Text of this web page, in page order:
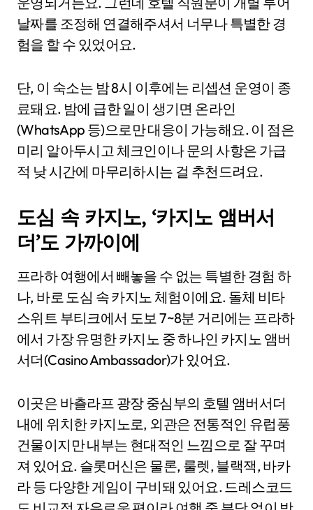
날짜를 조정해 연결해주셔서 너무나 특별한 경
험을 할 수 있었어요.
단, 이 숙소는 밤 8시 이후에는 리셉션 운영이 종
료돼요. 밤에 급한 일이 생기면 온라인
(WhatsApp 등)으로만 대응이 가능해요. 이 점은
미리 알아두시고 체크인이나 문의 사항은 가급
적 낮 시간에 마무리하시는 걸 추천드려요.
도심 속 카지노, ‘카지노 앰버서
더’도 가까이에
프라하 여행에서 빼놓을 수 없는 특별한 경험 하
나, 바로 도심 속 카지노 체험이에요. 돌체 비타
스위트 부티크에서 도보 7~8분 거리에는 프라하
에서 가장 유명한 카지노 중 하나인 카지노 앰버
서더(Casino Ambassador)가 있어요.
이곳은 바츨라프 광장 중심부의 호텔 앰버서더
내에 위치한 카지노로, 외관은 전통적인 유럽풍
건물이지만 내부는 현대적인 느낌으로 잘 꾸며
져 있어요. 슬롯머신은 물론, 룰렛, 블랙잭, 바카
라 등 다양한 게임이 구비돼 있어요. 드레스코드